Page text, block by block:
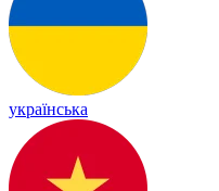
українська